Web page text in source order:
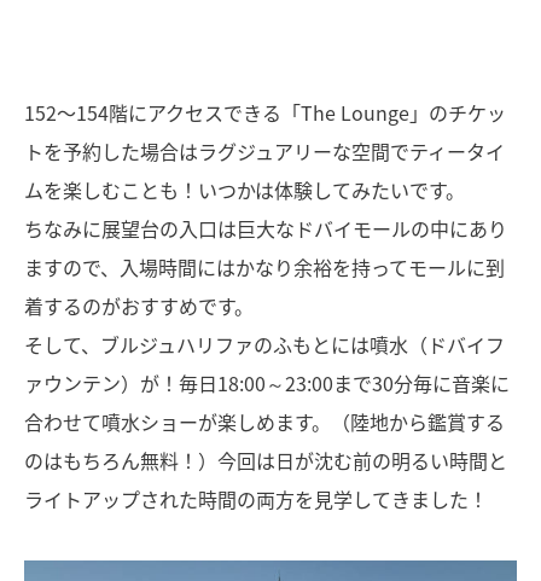
152〜154階にアクセスできる「The Lounge」のチケッ
トを予約した場合はラグジュアリーな空間でティータイ
ムを楽しむことも！いつかは体験してみたいです。
ちなみに展望台の入口は巨大なドバイモールの中にあり
ますので、入場時間にはかなり余裕を持ってモールに到
着するのがおすすめです。
そして、ブルジュハリファのふもとには噴水（ドバイフ
ァウンテン）が！毎日18:00～23:00まで30分毎に音楽に
合わせて噴水ショーが楽しめます。（陸地から鑑賞する
のはもちろん無料！）今回は日が沈む前の明るい時間と
ライトアップされた時間の両方を見学してきました！